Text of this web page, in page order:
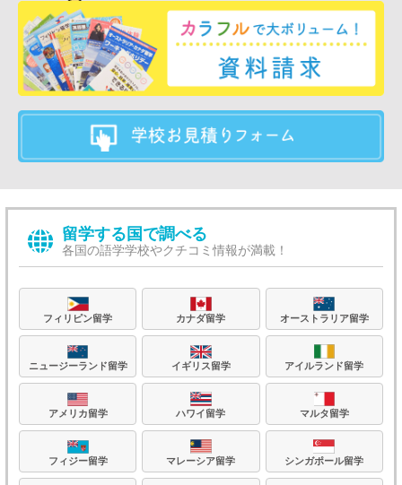
留学する国で調べる
各国の語学学校やクチコミ情報が満載！
フィリピン留学 カナダ留学 オーストラリア留学
ニュージーランド留学 イギリス留学 アイルランド留学
アメリカ留学 ハワイ留学 マルタ留学
フィジー留学 マレーシア留学 シンガポール留学